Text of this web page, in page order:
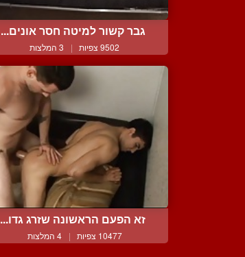
גבר קשור למיטה חסר אונים...
9502 צפיות | 3 המלצות
זא הפעם הראשונה שזרג גדו...
10477 צפיות | 4 המלצות